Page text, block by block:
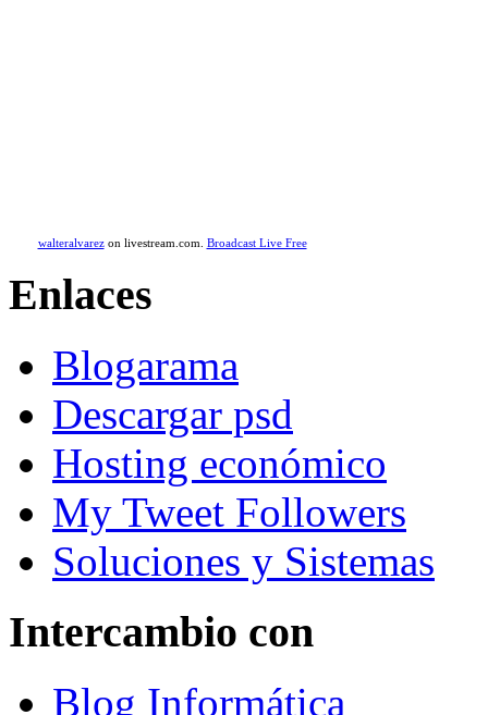
walteralvarezon livestream.com. Broadcast Live Free
Enlaces
Blogarama
Descargar psd
Hosting económico
My Tweet Followers
Soluciones y Sistemas
Intercambio con
Blog Informática